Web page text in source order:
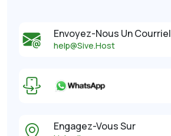
Envoyez-Nous Un Courriel
help@Sive.Host
Engagez-Vous Sur